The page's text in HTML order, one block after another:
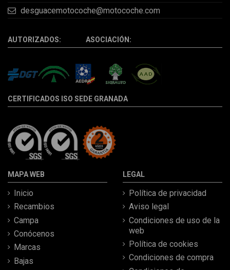
desguacemotocoche@motocoche.com
AUTORIZADOS: ASOCIACIÓN:
CERTIFICADOS ISO SEDE GRANADA
MAPA WEB
Inicio
Recambios
Campa
Conócenos
Marcas
Bajas
LEGAL
Política de privacidad
Aviso legal
Condiciones de uso de la
web
Política de cookies
Condiciones de compra